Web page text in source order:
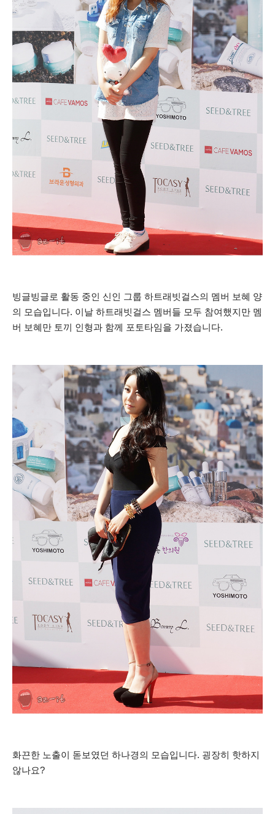
빙글빙글로 활동 중인 신인 그룹 하트래빗걸스의 멤버 보혜 양
의 모습입니다. 이날 하트래빗걸스 멤버들 모두 참여했지만 멤
버 보혜만 토끼 인형과 함께 포토타임을 가졌습니다.
화끈한 노출이 돋보였던 하나경의 모습입니다. 굉장히 핫하지
않나요?